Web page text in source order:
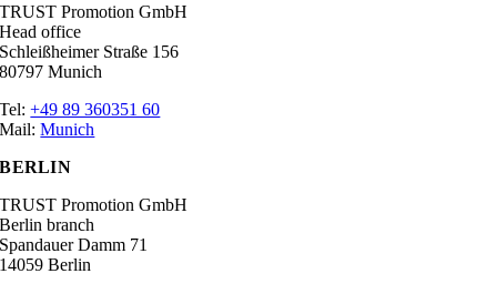
TRUST Promotion GmbH
Head office
Schleißheimer Straße 156
80797 Munich
Tel:+49 89 360351 60
Mail:Munich
BERLIN
TRUST Promotion GmbH
Berlin branch
Spandauer Damm 71
14059 Berlin